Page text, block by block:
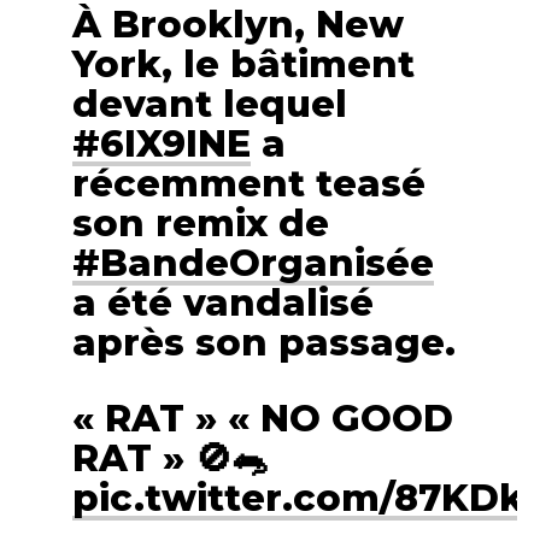
À Brooklyn, New
York, le bâtiment
devant lequel
#6IX9INE a
récemment teasé
son remix de
#BandeOrganisée
a été vandalisé
après son passage.
« RAT » « NO GOOD
RAT » 🚫🐀
pic.twitter.com/